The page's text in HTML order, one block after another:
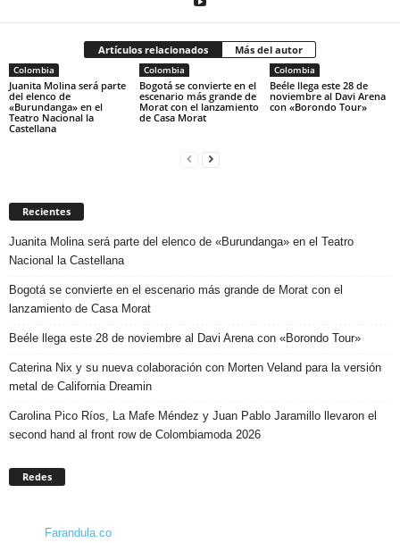
Artículos relacionados Más del autor
Colombia
Juanita Molina será parte
del elenco de
«Burundanga» en el
Teatro Nacional la
Castellana
Colombia
Bogotá se convierte en el
escenario más grande de
Morat con el lanzamiento
de Casa Morat
Colombia
Beéle llega este 28 de
noviembre al Davi Arena
con «Borondo Tour»
Recientes
Juanita Molina será parte del elenco de «Burundanga» en el Teatro
Nacional la Castellana
Bogotá se convierte en el escenario más grande de Morat con el
lanzamiento de Casa Morat
Beéle llega este 28 de noviembre al Davi Arena con «Borondo Tour»
Caterina Nix y su nueva colaboración con Morten Veland para la versión
metal de California Dreamin
Carolina Pico Ríos, La Mafe Méndez y Juan Pablo Jaramillo llevaron el
second hand al front row de Colombiamoda 2026
Redes
Farandula.co